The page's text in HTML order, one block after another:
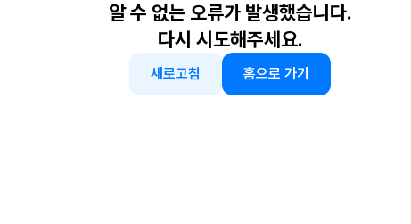
알 수 없는 오류가 발생했습니다.
다시 시도해주세요.
새로고침 홈으로 가기